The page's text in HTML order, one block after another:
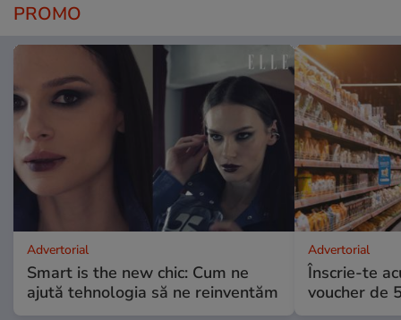
PROMO
Advertorial
Smart is the new chic: Cum ne
ajută tehnologia să ne reinventăm
Advertorial
Înscrie-te
voucher de